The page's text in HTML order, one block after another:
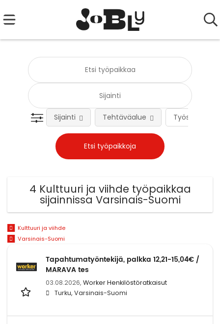
Työsuhteen
Sijainti Tehtäväalue
4 Kulttuuri ja viihde työpaikkaa
sijainnissa Varsinais-Suomi
Kulttuuri ja viihde
Varsinais-Suomi
Tapahtumatyöntekijä, palkka 12,21-15,04€ /
MARAVA tes
03.08.2026, Worker Henkilöstöratkaisut
Turku, Varsinais-Suomi